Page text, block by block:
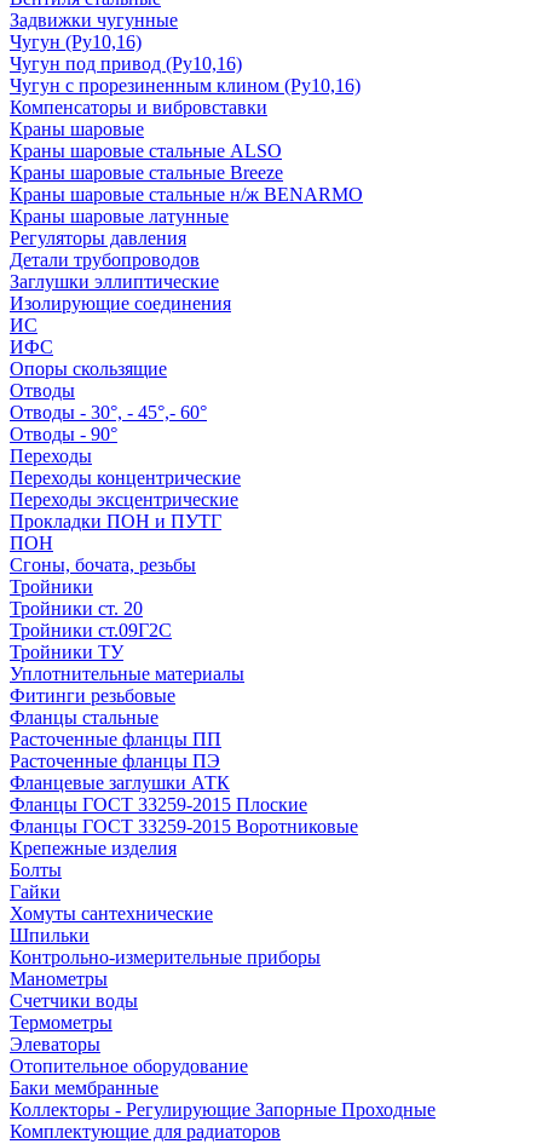
Задвижки чугунные
Чугун (Ру10,16)
Чугун под привод (Ру10,16)
Чугун с прорезиненным клином (Ру10,16)
Компенсаторы и вибровставки
Краны шаровые
Краны шаровые стальные ALSO
Краны шаровые стальные Breeze
Краны шаровые стальные н/ж BENARMO
Краны шаровые латунные
Регуляторы давления
Детали трубопроводов
Заглушки эллиптические
Изолирующие соединения
ИС
ИФС
Опоры скользящие
Отводы
Отводы - 30°, - 45°,- 60°
Отводы - 90°
Переходы
Переходы концентрические
Переходы эксцентрические
Прокладки ПОН и ПУТГ
ПОН
Сгоны, бочата, резьбы
Тройники
Тройники ст. 20
Тройники ст.09Г2С
Тройники ТУ
Уплотнительные материалы
Фитинги резьбовые
Фланцы стальные
Расточенные фланцы ПП
Расточенные фланцы ПЭ
Фланцевые заглушки АТК
Фланцы ГОСТ 33259-2015 Плоские
Фланцы ГОСТ 33259-2015 Воротниковые
Крепежные изделия
Болты
Гайки
Хомуты сантехнические
Шпильки
Контрольно-измерительные приборы
Манометры
Счетчики воды
Термометры
Элеваторы
Отопительное оборудование
Баки мембранные
Коллекторы - Регулирующие Запорные Проходные
Комплектующие для радиаторов